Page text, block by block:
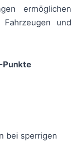
ermöglichen
und
Punkte
bei sperrigen